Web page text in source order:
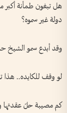
هل تبغون طمأنة
دولة غير سموه؟
وقد أبدع سمو الشيخ
لو وقف للكايده.. هذا
كم مصيبة حلّ عقدتها